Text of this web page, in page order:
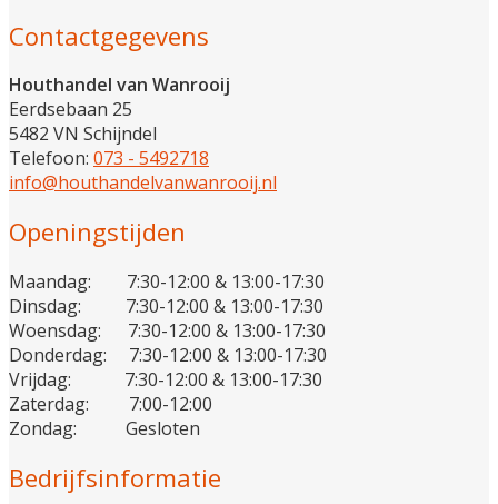
Contactgegevens
Houthandel van Wanrooij
Eerdsebaan 25
5482 VN Schijndel
Telefoon: 073 - 5492718
info@houthandelvanwanrooij.nl
Openingstijden
Maandag: 7:30-12:00 & 13:00-17:30
Dinsdag: 7:30-12:00 & 13:00-17:30
Woensdag: 7:30-12:00 & 13:00-17:30
Donderdag: 7:30-12:00 & 13:00-17:30
Vrijdag: 7:30-12:00 & 13:00-17:30
Zaterdag: 7:00-12:00
Zondag: Gesloten
Bedrijfsinformatie